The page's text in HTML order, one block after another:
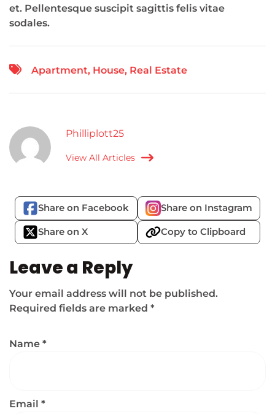
et. Pellentesque suscipit sagittis felis vitae
sodales.
Apartment, House, Real Estate
Philliplott25
View All Articles
Share on Facebook Share on Instagram
Share on X Copy to Clipboard
Leave a Reply
Your email address will not be published.
Required fields are marked *
Name *
Email *